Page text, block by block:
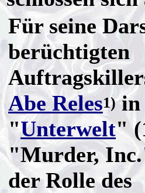
Für seine
berüchtigten
Abe Reles1)in
"Unterwelt"
"Murder,
der Rolle des